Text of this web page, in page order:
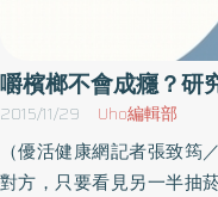
腔癌的機率則提高為89倍
癌的機會更高達123倍
是，檳榔素會使嚼食者產
心悸等症狀，若長期下來
也會產生身體依賴或耐
出現睡眠障礙、情緒不穩
嚼檳榔不會成癮？研
2015/11/29 Uho編輯部
（優活健康網記者張致
對方，只要看見另一半抽